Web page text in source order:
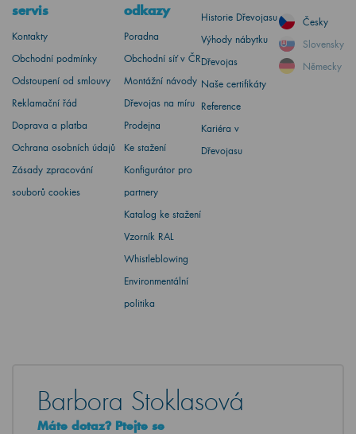
servis
Kontakty
Obchodní podmínky
Odstoupení od smlouvy
Reklamační řád
Doprava a platba
Ochrana osobních údajů
Zásady zpracování
souborů cookies
odkazy
Poradna
Obchodní síť v ČR
Montážní návody
Dřevojas na míru
Prodejna
Ke stažení
Konfigurátor pro
partnery
Katalog ke stažení
Vzorník RAL
Whistleblowing
Environmentální
politika
Historie Dřevojasu
Výhody nábytku
Dřevojas
Naše certifikáty
Reference
Kariéra v
Dřevojasu
Česky
Slovensky
Německy
Barbora Stoklasová
Máte dotaz? Ptejte se